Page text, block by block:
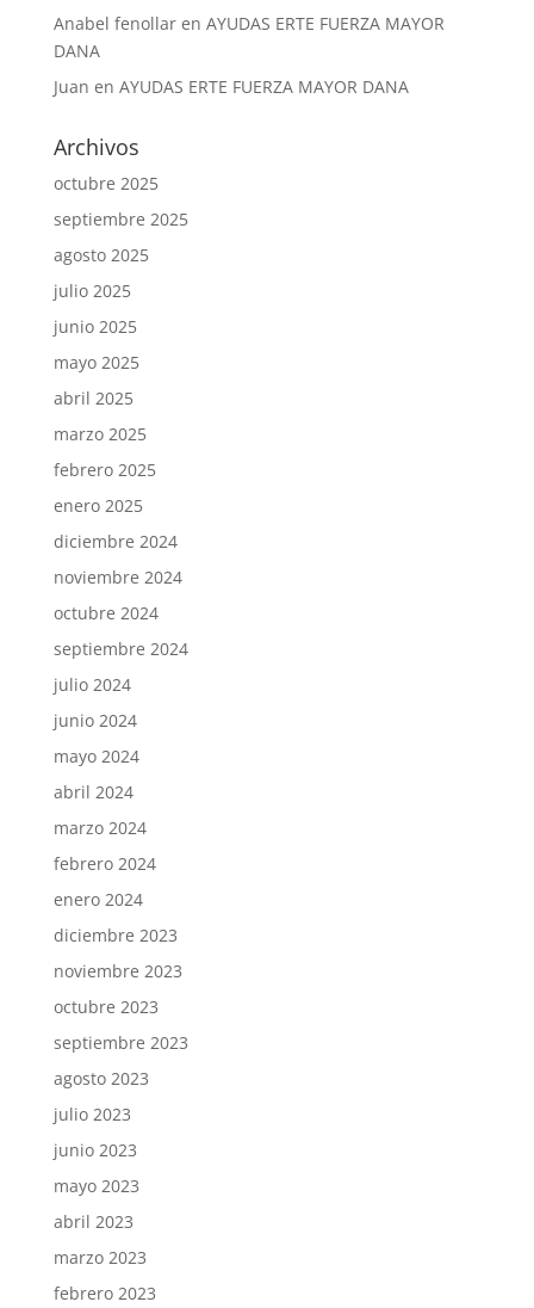
Anabel fenollaren AYUDAS ERTE FUERZA MAYOR
DANA
Juan en AYUDAS ERTE FUERZA MAYOR DANA
Archivos
octubre 2025
septiembre 2025
agosto 2025
julio 2025
junio 2025
mayo 2025
abril 2025
marzo 2025
febrero 2025
enero 2025
diciembre 2024
noviembre 2024
octubre 2024
septiembre 2024
julio 2024
junio 2024
mayo 2024
abril 2024
marzo 2024
febrero 2024
enero 2024
diciembre 2023
noviembre 2023
octubre 2023
septiembre 2023
agosto 2023
julio 2023
junio 2023
mayo 2023
abril 2023
marzo 2023
febrero 2023